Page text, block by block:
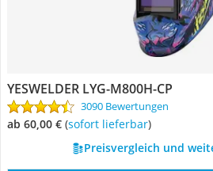
YESWELDER LYG-M800H-CP
3090 Bewertungen
ab 60,00 € ( Sofort lieferbar)
Preisvergleich und